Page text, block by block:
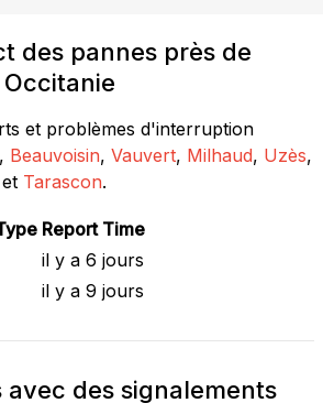
des pannes près de
et problèmes d'interruption
, Beauvoisin, Vauvert, Milhaud, Uzès,
Tarascon.
Report Time
il y a 6 jours
il y a 9 jours
avec des signalements